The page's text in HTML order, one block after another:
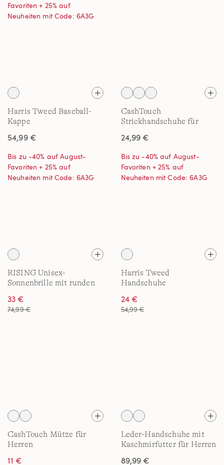
Favoriten + 25% auf
Neuheiten mit Code: 6A3G
Harris Tweed Baseball-
Kappe
54,99 €
Bis zu -40% auf August-
Favoriten + 25% auf
Neuheiten mit Code: 6A3G
CashTouch
Strickhandschuhe für
24,99 €
Bis zu -40% auf August-
Favoriten + 25% auf
Neuheiten mit Code: 6A3G
RISING Unisex-
Sonnenbrille mit runden
33 €
74,99 €
Harris Tweed
Handschuhe
24 €
54,99 €
CashTouch Mütze für
Herren
11 €
Leder-Handschuhe mit
Kaschmirfutter für Herren
89,99 €